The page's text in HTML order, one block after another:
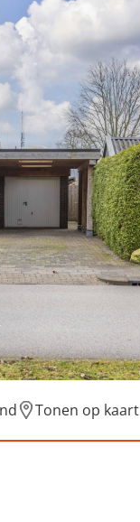
Tonen op kaart